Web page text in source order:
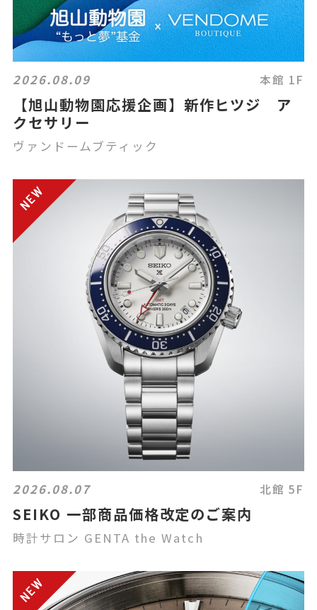
2026.08.09 本館 1F
【旭山動物園応援企画】新作ヒツジ ア
クセサリー
ヴァンドームブティック
2026.08.07 北館 5F
SEIKO 一部商品価格改定のご案内
時計サロン GENTA the Watch